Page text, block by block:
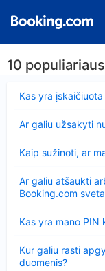
10
Kas yra
Ar galiu užsakyti
Kaip sužinoti, ar
Ar galiu atšaukti
Booking.com
Kas yra mano PIN
Kur galiu rasti
duomenis?